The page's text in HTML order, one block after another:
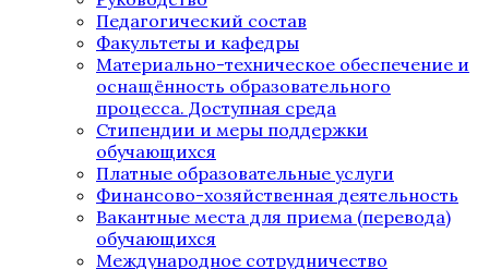
Педагогический состав
Факультеты и кафедры
Материально-техническое обеспечение и
оснащённость образовательного
процесса. Доступная среда
Стипендии и меры поддержки
обучающихся
Платные образовательные услуги
Финансово-хозяйственная деятельность
Вакантные места для приема (перевода)
обучающихся
Международное сотрудничество